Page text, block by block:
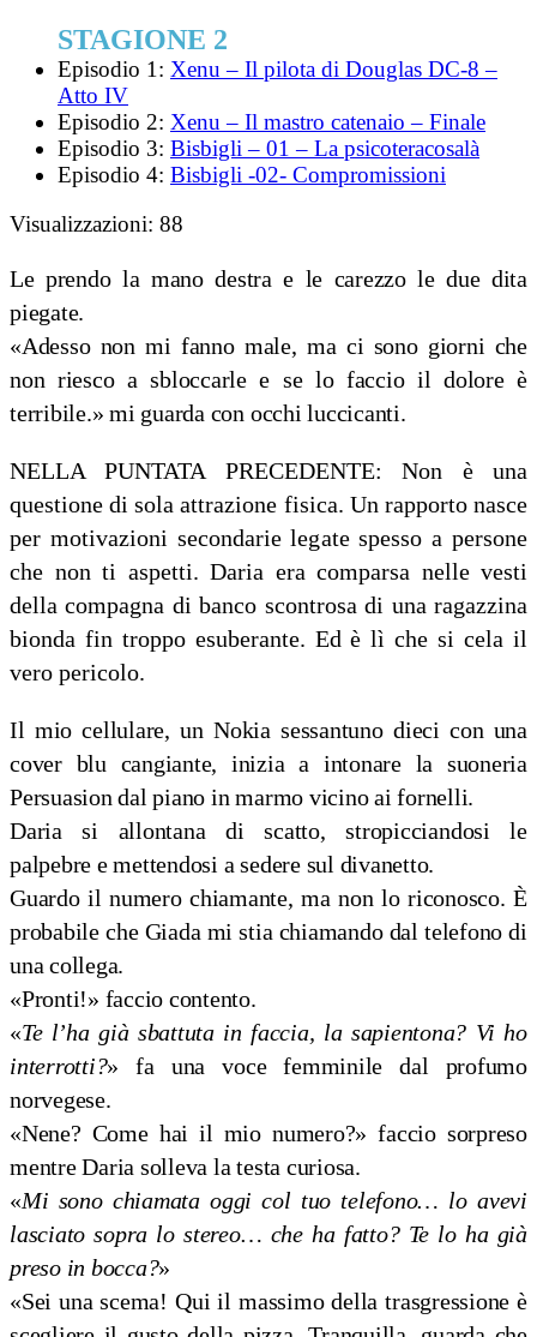
STAGIONE 2
Episodio 1: Xenu – Il pilota di Douglas DC-8 –
Atto IV
Episodio 2: Xenu – Il mastro catenaio – Finale
Episodio 3: Bisbigli – 01 – La psicoteracosalà
Episodio 4: Bisbigli -02- Compromissioni
Visualizzazioni: 88
Le prendo la mano destra e le carezzo le due dita
piegate.
«Adesso non mi fanno male, ma ci sono giorni che
non riesco a sbloccarle e se lo faccio il dolore è
terribile.» mi guarda con occhi luccicanti.
NELLA PUNTATA PRECEDENTE:Non è una
questione di sola attrazione fisica. Un rapporto nasce
per motivazioni secondarie legate spesso a persone
che non ti aspetti. Daria era comparsa nelle vesti
della compagna di banco scontrosa di una ragazzina
bionda fin troppo esuberante. Ed è lì che si cela il
vero pericolo.
Il mio cellulare, un Nokia sessantuno dieci con una
cover blu cangiante, inizia a intonare la suoneria
Persuasion dal piano in marmo vicino ai fornelli.
Daria si allontana di scatto, stropicciandosi le
palpebre e mettendosi a sedere sul divanetto.
Guardo il numero chiamante, ma non lo riconosco. È
probabile che Giada mi stia chiamando dal telefono di
una collega.
«Pronti!» faccio contento.
«Te l’ha già sbattuta in faccia, la sapientona? Vi ho
interrotti?» fa una voce femminile dal profumo
norvegese.
«Nene? Come hai il mio numero?» faccio sorpreso
mentre Daria solleva la testa curiosa.
«Mi sono chiamata oggi col tuo telefono… lo avevi
lasciato sopra lo stereo… che ha fatto? Te lo ha già
preso in bocca?»
«Sei una scema! Qui il massimo della trasgressione è